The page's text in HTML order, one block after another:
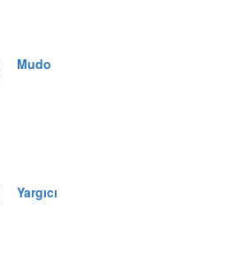
Mudo
Yargıcı